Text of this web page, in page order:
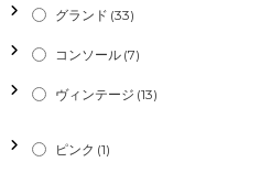
シ
ョ
グランド (33)
コンソール (7)
ヴィンテージ (13)
ピンク (1)